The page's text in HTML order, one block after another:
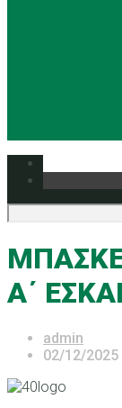
Α΄
admin
02/12/2025